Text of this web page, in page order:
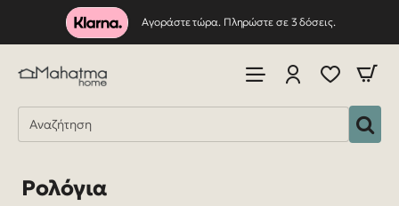
Αγοράστε τώρα. Πληρώστε σε 3 δόσεις.
Ρολόγια